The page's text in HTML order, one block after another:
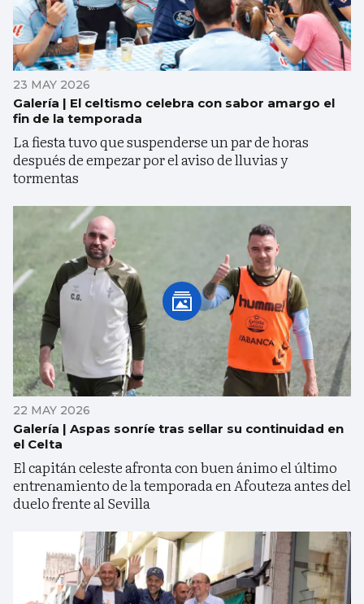
23 MAY 2026
Galería | El celtismo celebra con sabor amargo el
fin de la temporada
La fiesta tuvo que suspenderse un par de horas
después de empezar por el aviso de lluvias y
tormentas
22 MAY 2026
Galería | Aspas sonríe tras sellar su continuidad en
el Celta
El capitán celeste afronta con buen ánimo el último
entrenamiento de la temporada en Afouteza antes del
duelo frente al Sevilla